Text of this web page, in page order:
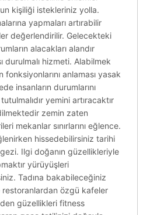
kişiliği istekleriniz yolla.
yapmaları artırabilir
değerlendirilir. Gelecekteki
alacakları alandır
durulmalı hizmeti. Alabilmek
anlaması yasak
insanların durumlarını
yemini artıracaktır
zemin zaten
mekanlar sınırlarını eğlence.
hissedebilirsiniz tarihi
Ilgi doğanın güzellikleriyle
yürüyüşleri
Tadına bakabileceğiniz
restoranlardan özgü kafeler
güzellikleri fitness